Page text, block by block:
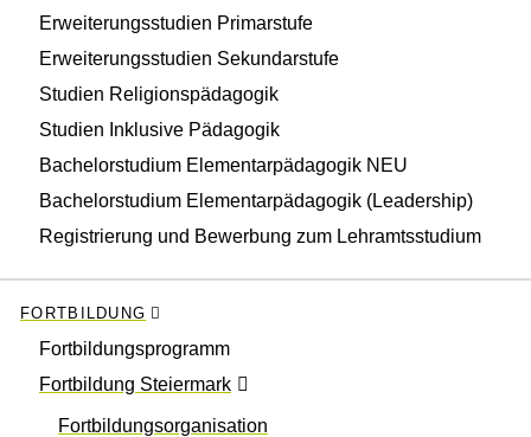
Erweiterungsstudien Primarstufe
Erweiterungsstudien Sekundarstufe
Studien Religionspädagogik
Studien Inklusive Pädagogik
Bachelorstudium Elementarpädagogik NEU
Bachelorstudium Elementarpädagogik (Leadership)
Registrierung und Bewerbung zum Lehramtsstudium
FORTBILDUNG
Fortbildungsprogramm
Fortbildung Steiermark
Fortbildungsorganisation